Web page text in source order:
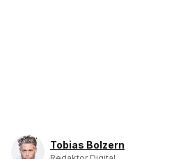
Tobias Bolzern